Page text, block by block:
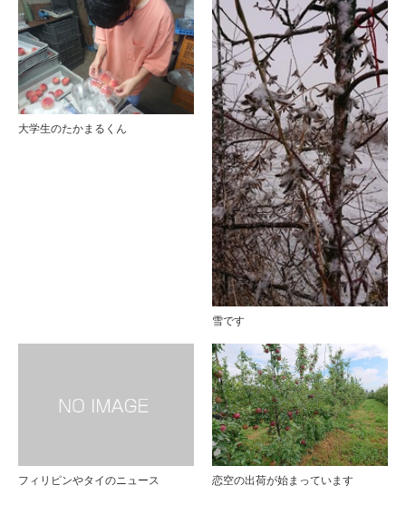
大学生のたかまるくん
雪です
フィリピンやタイのニュース 恋空の出荷が始まっています